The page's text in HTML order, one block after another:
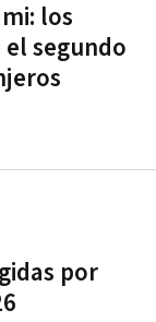
los
segundo
por